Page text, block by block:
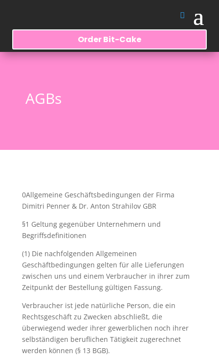
Order Bit-Cake
AGBs
0Allgemeine Geschäftsbedingungen der Firma
Dimitri Penner & Dr. Anton Strahilov GBR
§1 Geltung gegenüber Unternehmern und
Begriffsdefinitionen
(1) Die nachfolgenden Allgemeinen
Geschäftbedingungen gelten für alle Lieferungen
zwischen uns und einem Verbraucher in ihrer zum
Zeitpunkt der Bestellung gültigen Fassung.
Verbraucher ist jede natürliche Person, die ein
Rechtsgeschäft zu Zwecken abschließt, die
überwiegend weder ihrer gewerblichen noch ihrer
selbständigen beruflichen Tätigkeit zugerechnet
werden können (§ 13 BGB).